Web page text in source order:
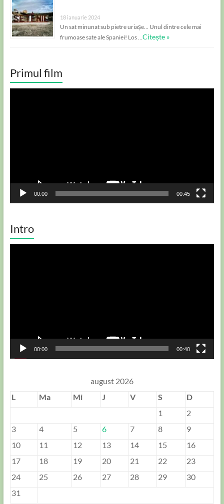
18 ianuarie 2024
Un sat minunat sub pietre uriașe… Unul dintre cele mai
frumoase sate ale Spaniei! Los … Citește »
Primul film
00:00 00:45
Intro
00:00 00:40
august 2026
L
Ma Mi J V S
D
1
2
3
4 5 6 7 8
9
10
11 12 13 14 15
16
17
18 19 20 21 22
23
24
25 26 27 28 29
30
31